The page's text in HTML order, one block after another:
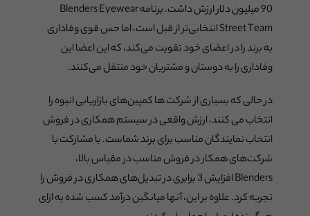
90 میلیون دلار ارزش داشت. برنامه Blenders Eyewear
Street Team انتخابی‌تر از قبل است، اما حس قوی وفاداری
به برند را در اعضای خود تقویت می‌کند، که این اعضا این
وفاداری را به دوستان و مشتریان خود منتقل می‌کنند.
در حالی که بسیاری از شرکت ها کمپین‌های بازاریابی انبوه را
انتخاب می کنند، ارزش واقعی در سیستم همکاری در فروش
انتخاب نمایندگان مناسب برای برند شماست. با مشارکت با
شرکت‌های همکار در فروش مناسب در مقیاس بالا،
Blenders افزایش 3 برابری در تبدیل‌های همکاری در فروش را
تجربه کرد. علاوه بر این، آنها میانگین درآمد کسب شده به ازای